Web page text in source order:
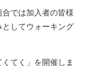
では加入者の皆様
してウォーキング
てく」を開催しま